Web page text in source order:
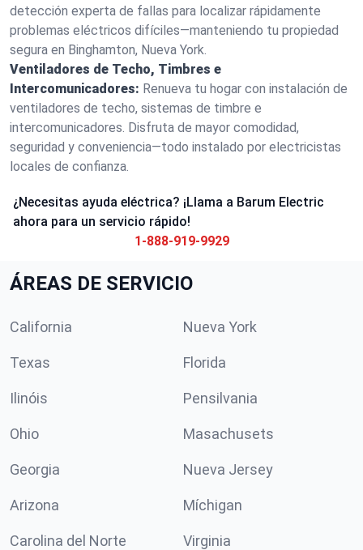
detección experta de fallas para localizar rápidamente
problemas eléctricos difíciles—manteniendo tu propiedad
segura en Binghamton, Nueva York.
Ventiladores de Techo, Timbres e
Intercomunicadores: Renueva tu hogar con instalación de
ventiladores de techo, sistemas de timbre e
intercomunicadores. Disfruta de mayor comodidad,
seguridad y conveniencia—todo instalado por electricistas
locales de confianza.
¿Necesitas ayuda eléctrica? ¡Llama a Barum Electric
ahora para un servicio rápido!
1-888-919-9929
ÁREAS DE SERVICIO
California Nueva York
Texas Florida
Ilinóis Pensilvania
Ohio Masachusets
Georgia Nueva Jersey
Arizona Míchigan
Carolina del Norte Virginia